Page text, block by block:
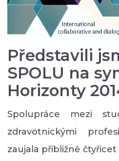
Představili
SPOLU na
Horizonty
Spolupráce mezi
zdravotnickými
zaujala přibližně